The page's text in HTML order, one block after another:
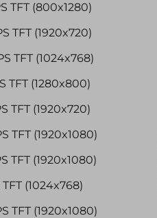
TFT (800x1280)
TFT (1920x720)
TFT (1024x768)
TFT (1280x800)
TFT (1920x720)
TFT (1920x1080)
TFT (1920x1080)
(1024x768)
TFT (1920x1080)